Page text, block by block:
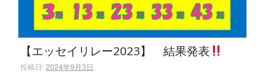
【エッセイリレー2023】 結果発表
投稿日:2024年9月3日